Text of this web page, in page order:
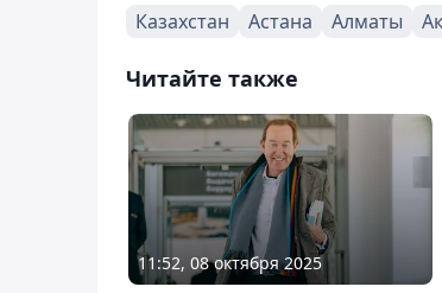
Казахстан Астана Алматы
Читайте также
11:52, 08 октября 2025